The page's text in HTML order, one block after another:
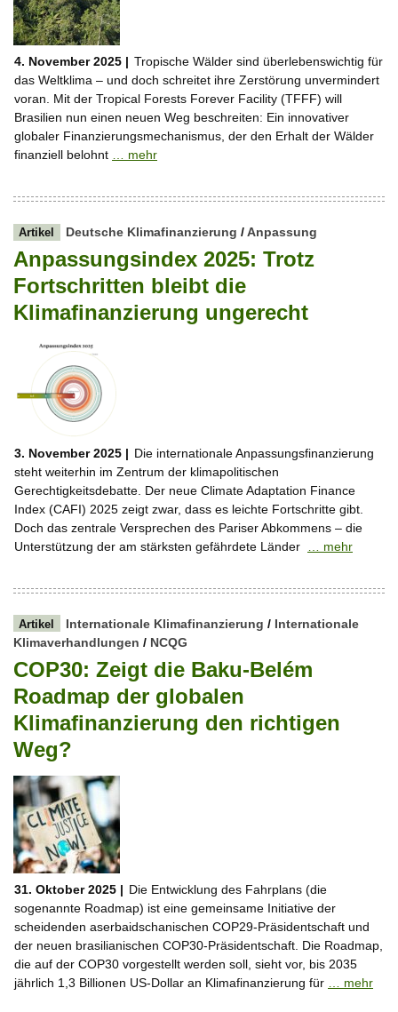
4. November 2025 | Tropische Wälder sind überlebenswichtig für
das Weltklima – und doch schreitet ihre Zerstörung unvermindert
voran. Mit der Tropical Forests Forever Facility (TFFF) will
Brasilien nun einen neuen Weg beschreiten: Ein innovativer
globaler Finanzierungsmechanismus, der den Erhalt der Wälder
finanziell belohnt … mehr
Artikel Deutsche Klimafinanzierung /Anpassung
Anpassungsindex 2025: Trotz
Fortschritten bleibt die
Klimafinanzierung ungerecht
3. November 2025 | Die internationale Anpassungsfinanzierung
steht weiterhin im Zentrum der klimapolitischen
Gerechtigkeitsdebatte. Der neue Climate Adaptation Finance
Index (CAFI) 2025 zeigt zwar, dass es leichte Fortschritte gibt.
Doch das zentrale Versprechen des Pariser Abkommens – die
Unterstützung der am stärksten gefährdete Länder
… mehr
Artikel Internationale Klimafinanzierung / Internationale
Klimaverhandlungen / NCQG
COP30: Zeigt die Baku-Belém
Roadmap der globalen
Klimafinanzierung den richtigen
Weg?
31. Oktober 2025 | Die Entwicklung des Fahrplans (die
sogenannte Roadmap) ist eine gemeinsame Initiative der
scheidenden aserbaidschanischen COP29-Präsidentschaft und
der neuen brasilianischen COP30-Präsidentschaft. Die Roadmap,
die auf der COP30 vorgestellt werden soll, sieht vor, bis 2035
jährlich 1,3 Billionen US-Dollar an Klimafinanzierung für … mehr